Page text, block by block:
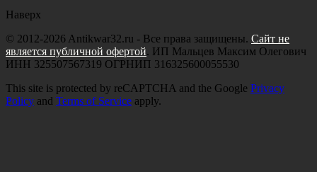
Наверх
© 2012-2026 Antikwar32.ru - Все права защищены. Сайт не
является публичной офертой. ИП Мальцев Максим Олегович
ИНН 325507567319 ОГРНИП 316325600055530
This site is protected by reCAPTCHA and the Google Privacy
Policy and Terms of Service apply.